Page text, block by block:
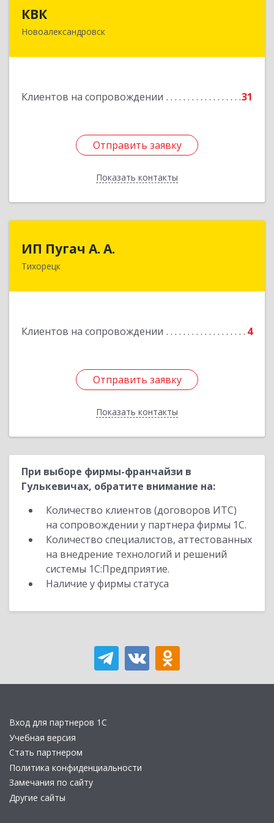
КВК
Новоалександровск
Клиентов на сопровождении 31
Отправить заявку
Показать контакты
Подробнее
Отправить заявку
Назад
ИП Пугач А. А.
Тихорецк
Клиентов на сопровождении 4
Отправить заявку
Показать контакты
352114, Краснодарский край, Тихорецкий р-н,
Подробнее
Отправить заявку
Назад
При выборе фирмы-франчайзи в
Гулькевичах, обратите внимание на:
Количество клиентов (договоров ИТС)
на сопровождении у партнера фирмы 1С.
Количество специалистов, аттестованных
на внедрение технологий и решений
системы 1С:Предприятие.
Наличие у фирмы статуса
Вход для партнеров 1С
Учебная версия
Стать партнером
Политика конфиденциальности
Замечания по сайту
Другие сайты